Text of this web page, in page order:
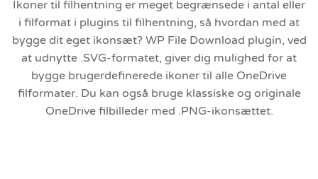
Ikoner til filhentning er meget begrænsede i antal eller
i filformat i plugins til filhentning, så hvordan med at
bygge dit eget ikonsæt? WP File Download plugin, ved
at udnytte .SVG-formatet, giver dig mulighed for at
bygge brugerdefinerede ikoner til alle OneDrive
filformater. Du kan også bruge klassiske og originale
OneDrive filbilleder med .PNG-ikonsættet.